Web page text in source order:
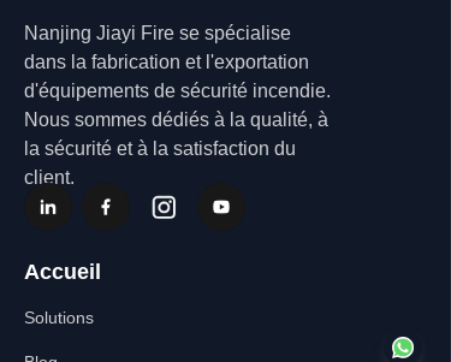
Accueil
Solutions
Nanjing Jiayi Fire se spécialise
dans la fabrication et l'exportation
d'équipements de sécurité incendie.
Nous sommes dédiés à la qualité, à
la sécurité et à la satisfaction du
client.